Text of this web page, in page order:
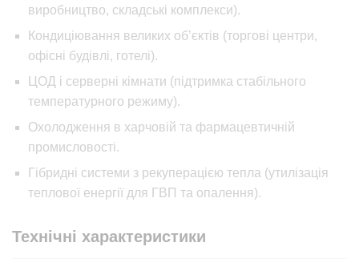
виробництво, складські комплекси).
Кондиціювання великих об’єктів (торгові центри,
офісні будівлі, готелі).
ЦОД і серверні кімнати (підтримка стабільного
температурного режиму).
Охолодження в харчовій та фармацевтичній
промисловості.
Гібридні системи з рекуперацією тепла (утилізація
теплової енергії для ГВП та опалення).
Технічні характеристики